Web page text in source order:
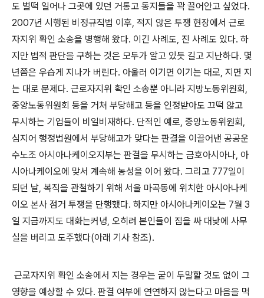
도 벌떡 일어나 그곳에 있던 거통고 동지들을 꽉 끌어안고 싶었다.
2007년 시행된 비정규직법 이후, 적지 않은 투쟁 현장에서 근로
자지위 확인 소송을 병행해 왔다. 이긴 사례도, 진 사례도 있다. 하
지만 법적 판단을 구하는 것은 모두가 알고 있듯 길고 지난하다. 몇
년쯤은 우습게 지나가 버린다. 아울러 이기면 이기는 대로, 지면 지
는 대로 문제다. 근로자지위 확인 소송뿐 아니라 지방노동위원회 ,
중앙노동위원회 등을 거쳐 부당해고 등을 인정받아도 끄떡 않고
무시하는 기업들이 비일비재하다. 단적인 예로, 중앙노동위원회 ,
심지어 행정법원에서 부당해고가 맞다는 판결을 이끌어낸 공공운
수노조 아시아나케이오지부는 판결을 무시하는 금호아시아나, 아
시아나케이오에 맞서 계속해 농성을 이어 왔다. 그리고 777일이
되던 날, 복직을 관철하기 위해 서울 마곡동에 위치한 아시아나케
이오 본사 점거 투쟁을 단행했다. 하지만 아시아나케이오는 7월 3
일 지금까지도 대화는커녕, 오히려 본인들이 짐을 싸 대낮에 사무
실을 버리고 도주했다(아래 기사 참조).
근로자지위 확인 소송에서 지는 경우는 굳이 두말할 것도 없이 그
영향을 예상할 수 있다. 판결 여부에 연연하지 않는다고 마음을 먹